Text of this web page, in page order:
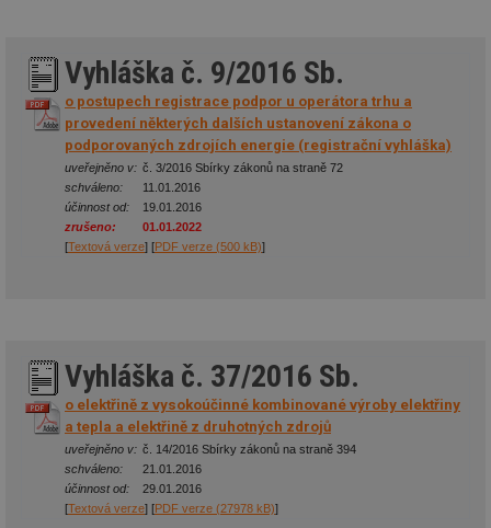
Vyhláška č. 9/2016 Sb.
o postupech registrace podpor u operátora trhu a
provedení některých dalších ustanovení zákona o
podporovaných zdrojích energie (registrační vyhláška)
uveřejněno v: č. 3/2016 Sbírky zákonů na straně 72
schváleno:
11.01.2016
účinnost od:
19.01.2016
zrušeno:
01.01.2022
[Textová verze] [PDF verze (500 kB)]
Vyhláška č. 37/2016 Sb.
o elektřině z vysokoúčinné kombinované výroby elektřiny
a tepla a elektřině z druhotných zdrojů
uveřejněno v: č. 14/2016 Sbírky zákonů na straně 394
schváleno:
21.01.2016
účinnost od:
29.01.2016
[Textová verze] [PDF verze (27978 kB)]